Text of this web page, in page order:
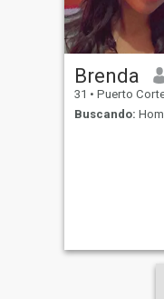
Brenda
31 • Puerto Cortez,
Buscando: